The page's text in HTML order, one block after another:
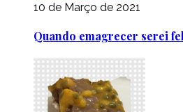
10 de Março de 2021
Quando emagrecer serei